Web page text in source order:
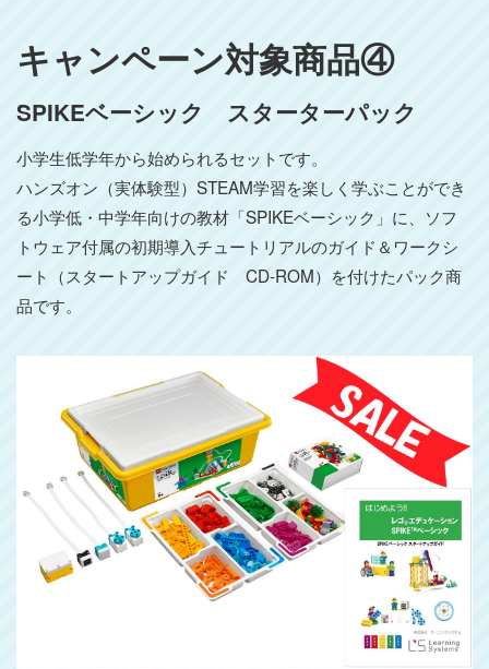
キャンペーン対象商品④
SPIKEベーシック スターターパック
小学生低学年から始められるセットです。
ハンズオン（実体験型）STEAM学習を楽しく学ぶことができ
る小学低・中学年向けの教材「SPIKEベーシック」に、ソフ
トウェア付属の初期導入チュートリアルのガイド＆ワークシ
ート（スタートアップガイド CD-ROM）を付けたパック商
品です。